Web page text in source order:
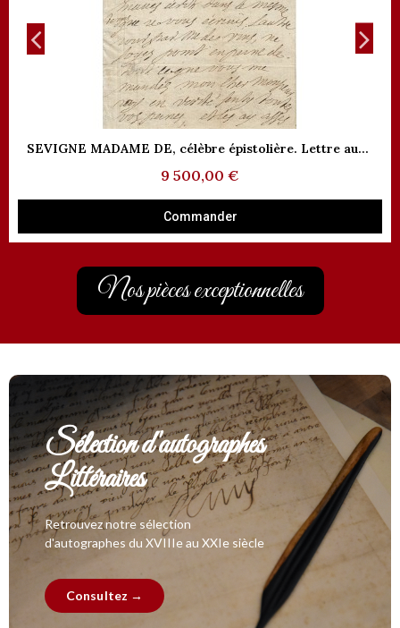
Aperçu rapide SEVIGNE MADAME DE, célèbre épistolière. Lettre autographe à Monsieur du Plessis (Réf. G 5508)
9 500,00 €
Commander
Nos pièces exceptionnelles
Sélection d'autographes
Littéraires
Retrouvez notre sélection
d'autographes du XVIIIe au XXIe siècle
Consultez →